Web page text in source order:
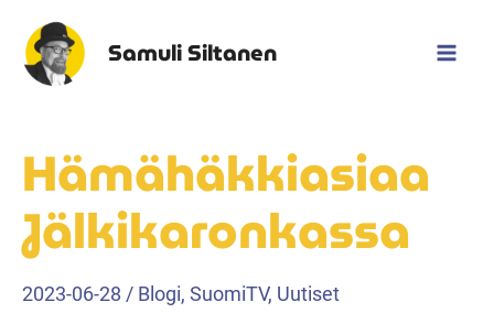
sisältöön
Samuli Siltanen
Hämähäkkiasiaa
Jälkikaronkassa
2023-06-28 / Blogi, SuomiTV, Uutiset